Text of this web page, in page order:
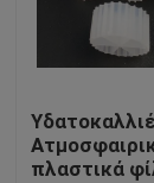
Γύρος
Ποιοτικός
πλαστικά